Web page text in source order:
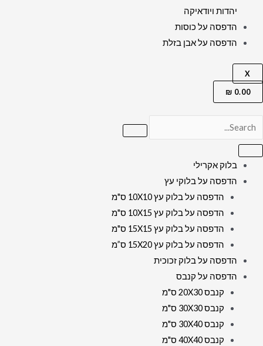
יהדות ויודאיקה
הדפסה על כוסות
הדפסה על אבן בזלת
X
0.00
₪
בלוק אקרילי
הדפסה על בלוקי עץ
הדפסה על בלוק עץ 10X10 ס"מ
הדפסה על בלוק עץ 10X15 ס"מ
הדפסה על בלוק עץ 15X15 ס"מ
הדפסה על בלוק עץ 15X20 ס”מ
הדפסה על בלוק זכוכית
הדפסה על קנבס
קנבס 20X30 ס"מ
קנבס 30X30 ס"מ
קנבס 30X40 ס"מ
קנבס 40X40 ס"מ